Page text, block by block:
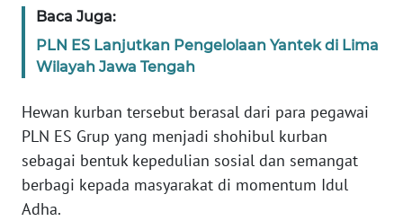
Baca Juga:
PLN ES Lanjutkan Pengelolaan Yantek di Lima
Wilayah Jawa Tengah
Hewan kurban tersebut berasal dari para pegawai
PLN ES Grup yang menjadi shohibul kurban
sebagai bentuk kepedulian sosial dan semangat
berbagi kepada masyarakat di momentum Idul
Adha.
KAMI
PEDOMAN
MEDIA
REDAKSI
KARIR